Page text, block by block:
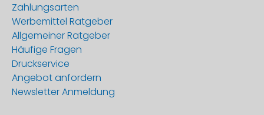
Zahlungsarten
Werbemittel Ratgeber
Allgemeiner Ratgeber
Häufige Fragen
Druckservice
Angebot anfordern
Newsletter Anmeldung